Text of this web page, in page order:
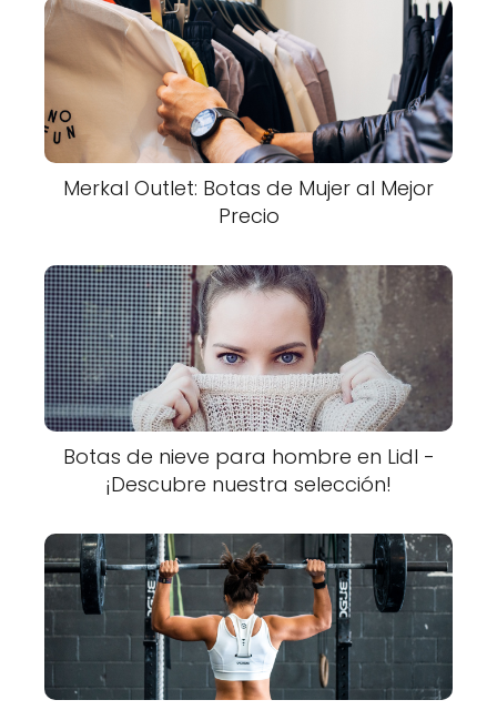
Merkal Outlet: Botas de Mujer al Mejor
Precio
Botas de nieve para hombre en Lidl -
¡Descubre nuestra selección!